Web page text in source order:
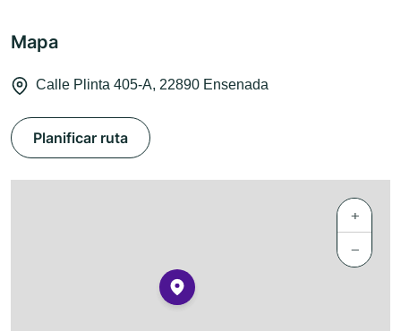
Mapa
Calle Plinta 405-A, 22890 Ensenada
Planificar ruta
+
−